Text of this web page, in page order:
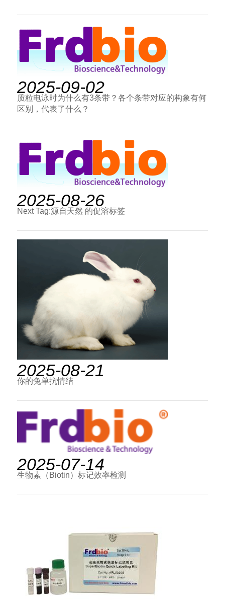
2025-09-02
质粒电泳时为什么有3条带？各个条带对应的构象有何
区别，代表了什么？
2025-08-26
Next Tag:源自天然 的促溶标签
2025-08-21
你的兔单抗情结
2025-07-14
生物素（Biotin）标记效率检测